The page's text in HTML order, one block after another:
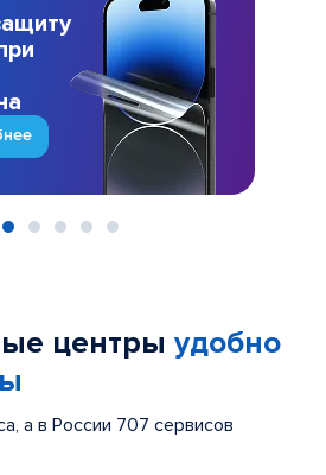
центры удобно
а в России 707 сервисов